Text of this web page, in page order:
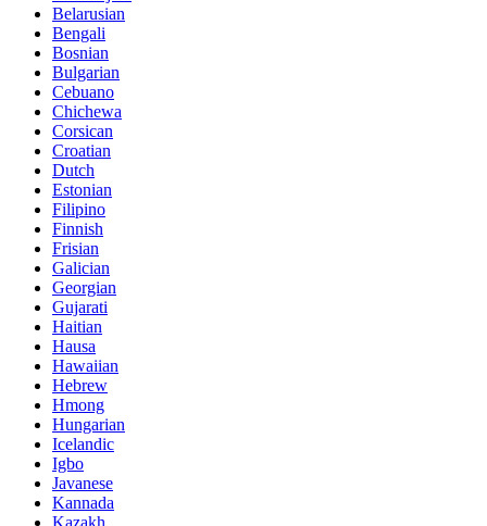
Belarusian
Bengali
Bosnian
Bulgarian
Cebuano
Chichewa
Corsican
Croatian
Dutch
Estonian
Filipino
Finnish
Frisian
Galician
Georgian
Gujarati
Haitian
Hausa
Hawaiian
Hebrew
Hmong
Hungarian
Icelandic
Igbo
Javanese
Kannada
Kazakh